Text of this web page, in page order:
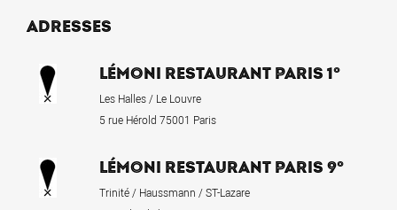
ADRESSES
LÉMONI RESTAURANT PARIS 1°
Les Halles / Le Louvre
5 rue Hérold 75001 Paris
LÉMONI RESTAURANT PARIS 9°
Trinité / Haussmann / ST-Lazare